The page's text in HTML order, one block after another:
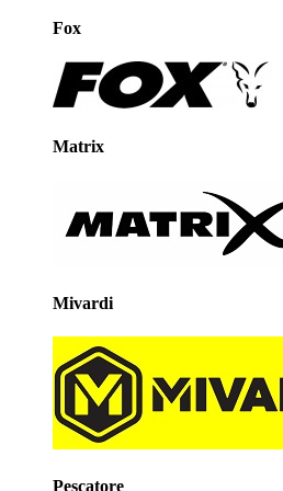
Fox
Matrix
Mivardi
Pescatore